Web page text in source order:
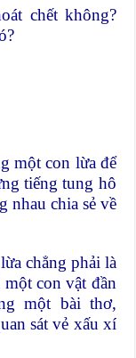
chết không?
một con lừa để
tiếng tung hô
nhau chia sẻ về
chẳng phải là
con vật đần
một bài thơ,
sát vẻ xấu xí